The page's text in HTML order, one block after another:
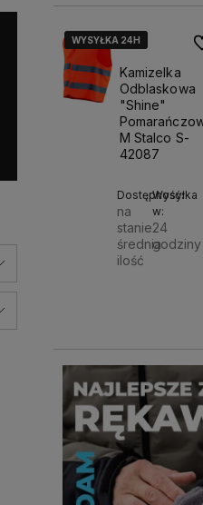
Skorzystaj z darmowej dostawy
WYSYŁKA 24H
WYSYŁKA 24H
WYSYŁKA 24H
Kamizelka
Odblaskowa
"Shine"
M Stalco S-
42087
Dostępność:
na
stanie
średnia
ilość
Wysyłka
w:
24
godziny